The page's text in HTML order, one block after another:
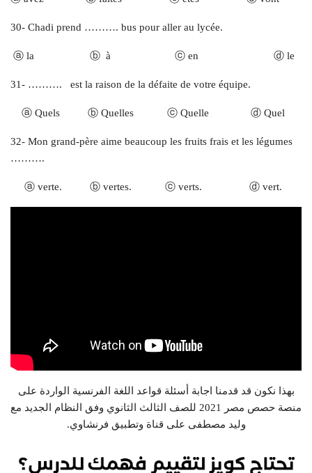
30- Chadi prend ………. bus pour aller au lycée.
ⓐ la ⓑ à ⓒ en ⓓ le
31- ………. est la raison de la défaite de votre équipe.
ⓐ Quels ⓑ Quelles ⓒ Quelle ⓓ Quel
32- Mon grand-père aime beaucoup les fruits frais et les légumes
……….
ⓐ verte. ⓑ vertes. ⓒ verts. ⓓ vert.
بهذا نكون قد قدمنا اجابة أسئلة قواعد اللغة الفرنسية الواردة على
منصة حصص مصر 2021 للصف الثالث الثانوي وفق النظام الجديد مع
وليد مصطفى على قناة وتطبيق فرنشاوي.